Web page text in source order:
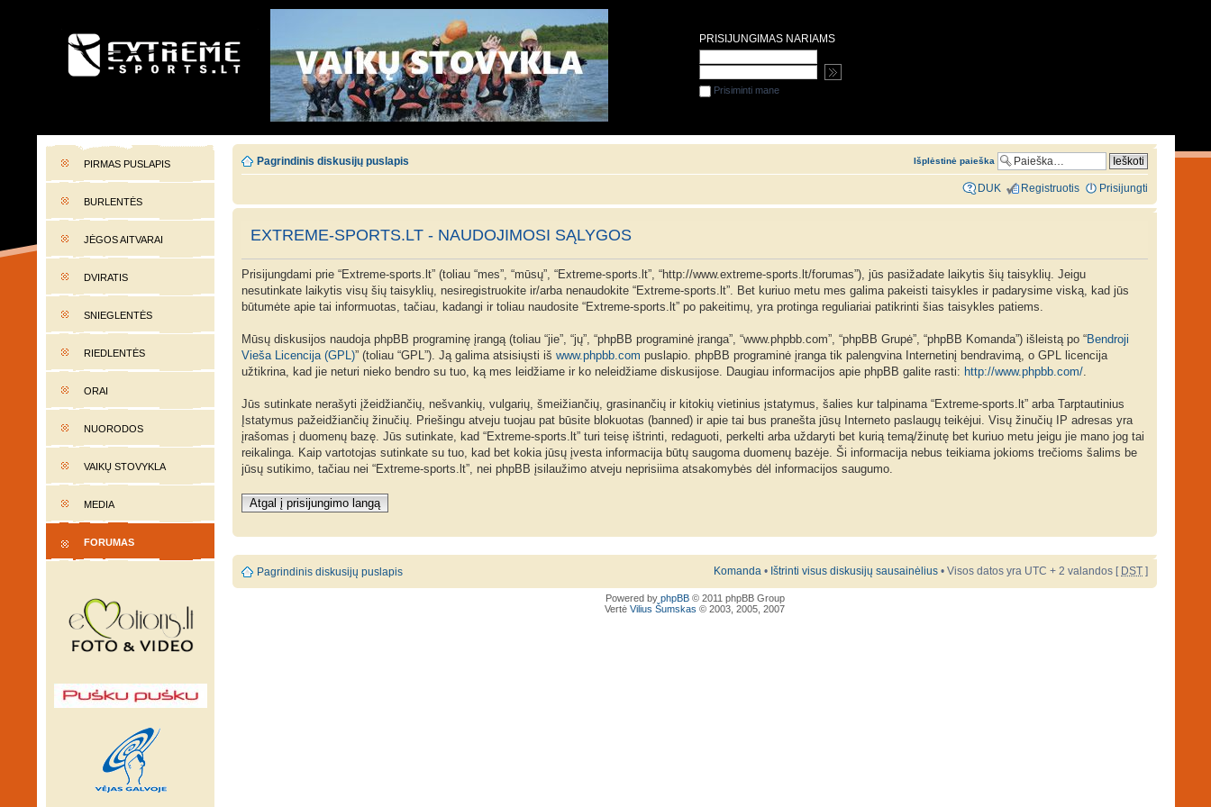
EXTREME-SPORTS.LT
PIRMAS PUSLAPIS
BURLENTĖS
JĖGOS AITVARAI
DVIRATIS
SNIEGLENTĖS
RIEDLENTĖS
ORAI
NUORODOS
VAIKŲ STOVYKLA
MEDIA
FORUMAS
Pagrindinis diskusijų puslapis Išplėstinė paieška
DUK Registruotis Prisijungti
EXTREME-SPORTS.LT - NAUDOJIMOSI SĄLYGOS
Prisijungdami prie “Extreme-sports.lt” (toliau “mes”, “mūsų”, “Extreme-sports.lt”, “http://www.extreme-sports.lt/forumas”), jūs pasižadate laikytis šių taisyklių. Jeigu
nesutinkate laikytis visų šių taisyklių, nesiregistruokite ir/arba nenaudokite “Extreme-sports.lt”. Bet kuriuo metu mes galima pakeisti taisykles ir padarysime viską, kad jūs
būtumėte apie tai informuotas, tačiau, kadangi ir toliau naudosite “Extreme-sports.lt” po pakeitimų, yra protinga reguliariai patikrinti šias taisykles patiems.
Mūsų diskusijos naudoja phpBB programinę įrangą (toliau “jie”, “jų”, “phpBB programinė įranga”, “www.phpbb.com”, “phpBB Grupė”, “phpBB Komanda”) išleistą po “Bendroji
Vieša Licencija (GPL)” (toliau “GPL”). Ją galima atsisiųsti iš www.phpbb.com puslapio. phpBB programinė įranga tik palengvina Internetinį bendravimą, o GPL licencija
užtikrina, kad jie neturi nieko bendro su tuo, ką mes leidžiame ir ko neleidžiame diskusijose. Daugiau informacijos apie phpBB galite rasti: http://www.phpbb.com/.
Jūs sutinkate nerašyti įžeidžiančių, nešvankių, vulgarių, šmeižiančių, grasinančių ir kitokių vietinius įstatymus, šalies kur talpinama “Extreme-sports.lt” arba Tarptautinius
Įstatymus pažeidžiančių žinučių. Priešingu atveju tuojau pat būsite blokuotas (banned) ir apie tai bus pranešta jūsų Interneto paslaugų teikėjui. Visų žinučių IP adresas yra
įrašomas į duomenų bazę. Jūs sutinkate, kad “Extreme-sports.lt” turi teisę ištrinti, redaguoti, perkelti arba uždaryti bet kurią temą/žinutę bet kuriuo metu jeigu jie mano jog tai
reikalinga. Kaip vartotojas sutinkate su tuo, kad bet kokia jūsų įvesta informacija būtų saugoma duomenų bazėje. Ši informacija nebus teikiama jokioms trečioms šalims be
jūsų sutikimo, tačiau nei “Extreme-sports.lt”, nei phpBB įsilaužimo atveju neprisiima atsakomybės dėl informacijos saugumo.
Atgal į prisijungimo langą
Pagrindinis diskusijų puslapis Komanda • Ištrinti visus diskusijų sausainėlius • Visos datos yra UTC + 2 valandos [ DST ]
Powered by phpBB© 2011 phpBB Group
Vertė Vilius Šumskas © 2003, 2005, 2007
PRISIJUNGIMAS NARIAMS
Prisiminti mane